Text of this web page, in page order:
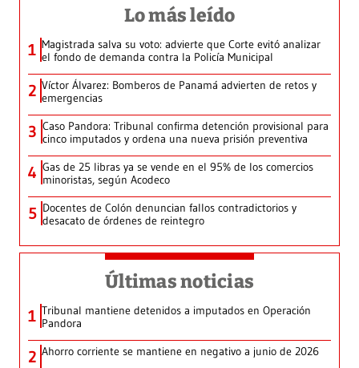
Lo más leído
1 Magistrada salva su voto: advierte que Corte evitó analizar
el fondo de demanda contra la Policía Municipal
2 Víctor Álvarez: Bomberos de Panamá advierten de retos y
emergencias
3 Caso Pandora: Tribunal confirma detención provisional para
cinco imputados y ordena una nueva prisión preventiva
4 Gas de 25 libras ya se vende en el 95% de los comercios
minoristas, según Acodeco
5 Docentes de Colón denuncian fallos contradictorios y
desacato de órdenes de reintegro
Últimas noticias
1 Tribunal mantiene detenidos a imputados en Operación
Pandora
2 Ahorro corriente se mantiene en negativo a junio de 2026